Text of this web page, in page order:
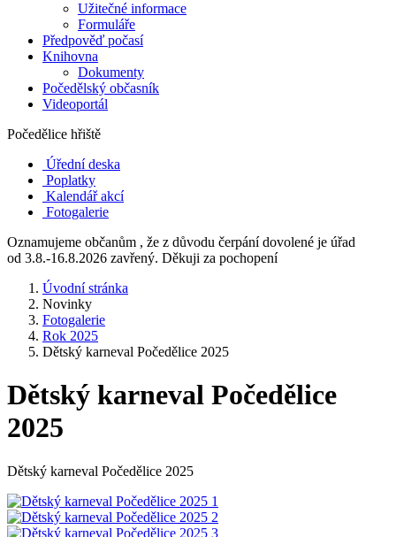
Užitečné informace
Formuláře
Předpověď počasí
Knihovna
Dokumenty
Počedělský občasník
Videoportál
Počedělice hřiště
Úřední deska
Poplatky
Kalendář akcí
Fotogalerie
Oznamujeme občanům , že z důvodu čerpání dovolené je úřad
od 3.8.-16.8.2026 zavřený. Děkuji za pochopení
Úvodní stránka
Novinky
Fotogalerie
Rok 2025
Dětský karneval Počedělice 2025
Dětský karneval Počedělice
2025
Dětský karneval Počedělice 2025